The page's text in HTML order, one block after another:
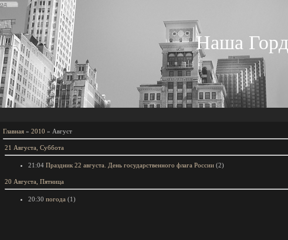
Наша
Главная » 2010 » Август
21 Августа, Суббота
21:04 Праздник 22 августа. День государственного флага России (2)
20 Августа, Пятница
20:30 погода (1)